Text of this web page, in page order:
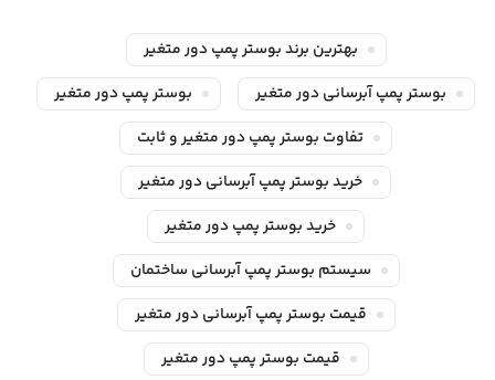
بهترین برند بوستر پمپ دور متغیر
بوستر پمپ آبرسانی دور متغیر
بوستر پمپ دور متغیر
تفاوت بوستر پمپ دور متغیر و ثابت
خرید بوستر پمپ آبرسانی دور متغیر
خرید بوستر پمپ دور متغیر
سیستم بوستر پمپ آبرسانی ساختمان
قیمت بوستر پمپ آبرسانی دور متغیر
قیمت بوستر پمپ دور متغیر